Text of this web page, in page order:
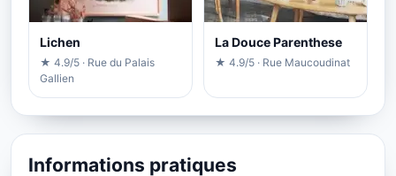
Lichen
★ 4.9/5 · Rue du Palais
Gallien
La Douce Parenthese
★ 4.9/5 · Rue Maucoudinat
Informations pratiques